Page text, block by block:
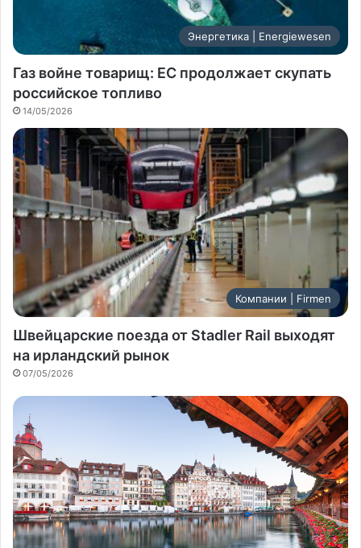
Энергетика | Energiewesen
Газ войне товарищ: ЕС продолжает скупать
российское топливо
14/05/2026
Компании | Firmen
Швейцарские поезда от Stadler Rail выходят
на ирландский рынок
07/05/2026